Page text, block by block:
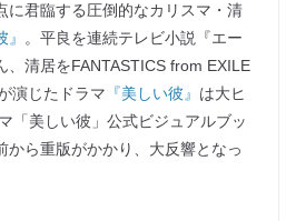
に君臨する圧倒的なカリスマ・清
』
。平良を連続テレビ小説『エー
、清居をFANTASTICS from EXILE
演じたドラマ 『美しい彼』 は大ヒ
「美しい彼」公式ビジュアルブッ
から重版がかかり、大反響となっ